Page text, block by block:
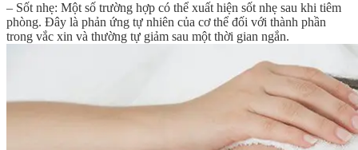
– Sốt nhẹ: Một số trường hợp có thể xuất hiện sốt nhẹ sau khi tiêm
phòng. Đây là phản ứng tự nhiên của cơ thể đối với thành phần
trong vắc xin và thường tự giảm sau một thời gian ngắn.